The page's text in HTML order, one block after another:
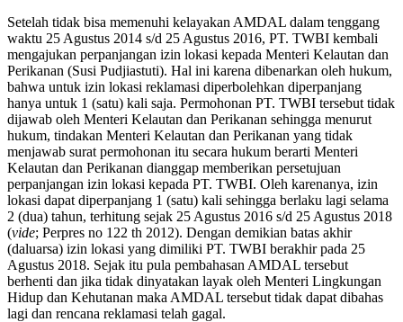
Setelah tidak bisa memenuhi kelayakan AMDAL dalam tenggang
waktu 25 Agustus 2014 s/d 25 Agustus 2016, PT. TWBI kembali
mengajukan perpanjangan izin lokasi kepada Menteri Kelautan dan
Perikanan (Susi Pudjiastuti). Hal ini karena dibenarkan oleh hukum,
bahwa untuk izin lokasi reklamasi diperbolehkan diperpanjang
hanya untuk 1 (satu) kali saja. Permohonan PT. TWBI tersebut tidak
dijawab oleh Menteri Kelautan dan Perikanan sehingga menurut
hukum, tindakan Menteri Kelautan dan Perikanan yang tidak
menjawab surat permohonan itu secara hukum berarti Menteri
Kelautan dan Perikanan dianggap memberikan persetujuan
perpanjangan izin lokasi kepada PT. TWBI. Oleh karenanya, izin
lokasi dapat diperpanjang 1 (satu) kali sehingga berlaku lagi selama
2 (dua) tahun, terhitung sejak 25 Agustus 2016 s/d 25 Agustus 2018
(vide; Perpres no 122 th 2012). Dengan demikian batas akhir
(daluarsa) izin lokasi yang dimiliki PT. TWBI berakhir pada 25
Agustus 2018. Sejak itu pula pembahasan AMDAL tersebut
berhenti dan jika tidak dinyatakan layak oleh Menteri Lingkungan
Hidup dan Kehutanan maka AMDAL tersebut tidak dapat dibahas
lagi dan rencana reklamasi telah gagal.